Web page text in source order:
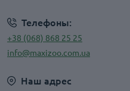
Телефоны:
+38 (068) 868 25 25
info@maxizoo.com.ua
Наш адрес